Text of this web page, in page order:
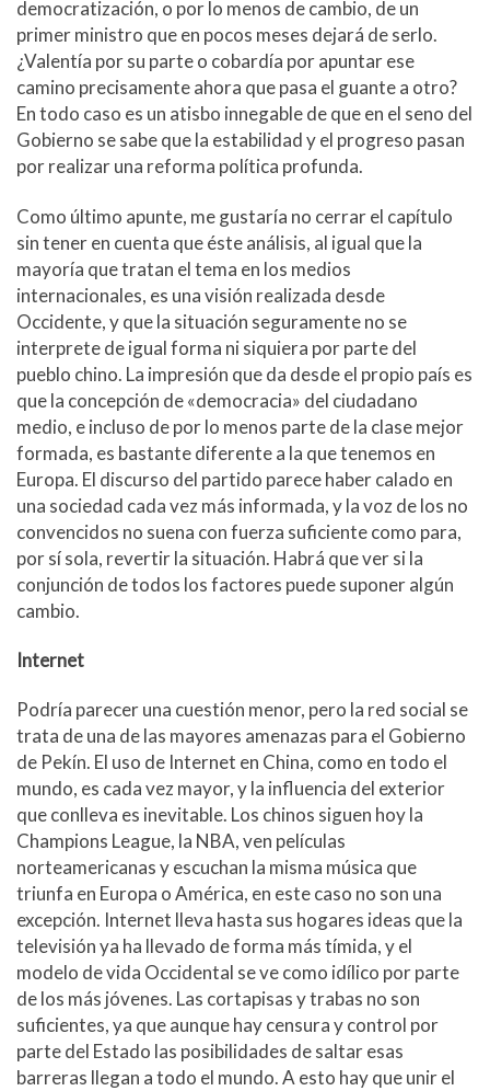
democratización, o por lo menos de cambio, de un
primer ministro que en pocos meses dejará de serlo.
¿Valentía por su parte o cobardía por apuntar ese
camino precisamente ahora que pasa el guante a otro?
En todo caso es un atisbo innegable de que en el seno del
Gobierno se sabe que la estabilidad y el progreso pasan
por realizar una reforma política profunda.
Como último apunte, me gustaría no cerrar el capítulo
sin tener en cuenta que éste análisis, al igual que la
mayoría que tratan el tema en los medios
internacionales, es una visión realizada desde
Occidente, y que la situación seguramente no se
interprete de igual forma ni siquiera por parte del
pueblo chino. La impresión que da desde el propio país es
que la concepción de «democracia» del ciudadano
medio, e incluso de por lo menos parte de la clase mejor
formada, es bastante diferente a la que tenemos en
Europa. El discurso del partido parece haber calado en
una sociedad cada vez más informada, y la voz de los no
convencidos no suena con fuerza suficiente como para,
por sí sola, revertir la situación. Habrá que ver si la
conjunción de todos los factores puede suponer algún
cambio.
Internet
Podría parecer una cuestión menor, pero la red social se
trata de una de las mayores amenazas para el Gobierno
de Pekín. El uso de Internet en China, como en todo el
mundo, es cada vez mayor, y la influencia del exterior
que conlleva es inevitable. Los chinos siguen hoy la
Champions League, la NBA, ven películas
norteamericanas y escuchan la misma música que
triunfa en Europa o América, en este caso no son una
excepción. Internet lleva hasta sus hogares ideas que la
televisión ya ha llevado de forma más tímida, y el
modelo de vida Occidental se ve como idílico por parte
de los más jóvenes. Las cortapisas y trabas no son
suficientes, ya que aunque hay censura y control por
parte del Estado las posibilidades de saltar esas
barreras llegan a todo el mundo. A esto hay que unir el